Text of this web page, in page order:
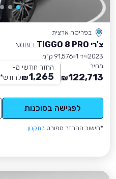
בפריסה ארצית
צ'רי TIGGO 8 PRO
NOBEL
2023 יד 1
91,576 ק״מ
מחיר
122,713
₪
החזר חודשי מ-
1,265
₪לחודש*
לפגישה בסוכנות
*חישוב ההחזר מפורט בתקנון